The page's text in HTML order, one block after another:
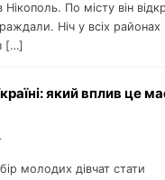
По місту він
Ніч у всіх районах
[…]
який вплив це
молодих дівчат стати